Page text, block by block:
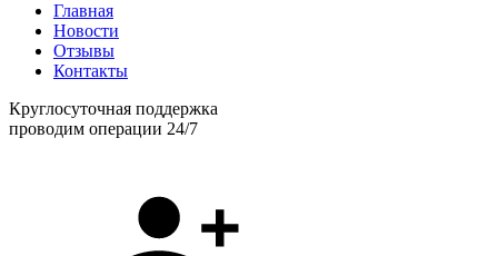
Главная
Новости
Отзывы
Контакты
Круглосуточная поддержка
проводим операции 24/7